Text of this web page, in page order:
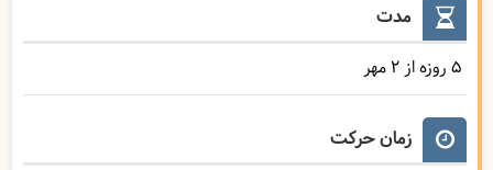
مدت
5 روزه از 2 مهر
زمان حرکت